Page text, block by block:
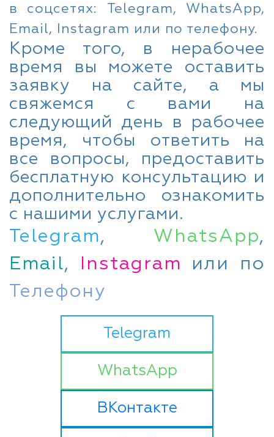
в соцсетях: Telegram, WhatsApp,
Email, Instagram или по телефону.
Кроме того, в нерабочее
время вы можете оставить
заявку на сайте, а мы
свяжемся с вами на
следующий день в рабочее
время, чтобы ответить на
все вопросы, предоставить
бесплатную консультацию и
дополнительно ознакомить
с нашими услугами.
Telegram, WhatsApp,
Email, Instagram или по
Телефону
Telegram
WhatsApp
ВКонтакте